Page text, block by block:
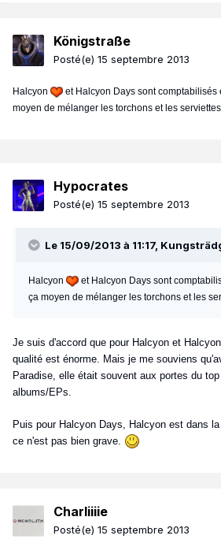
Königstraße
Posté(e) 15 septembre 2013
Halcyon
et Halcyon Days sont comptabilisés
moyen de mélanger les torchons et les serviettes
Hypocrates
Posté(e) 15 septembre 2013
Le 15/09/2013 à 11:17,
Halcyon
et Halcyon Days sont
ça moyen de mélanger les torchons et les
Je suis d'accord que pour Halcyon et
qualité est énorme. Mais je me souviens
Paradise, elle était souvent aux portes du
albums/EPs.
Puis pour Halcyon Days, Halcyon est dans
ce n'est pas bien grave.
Charliiiie
Posté(e) 15 septembre 2013